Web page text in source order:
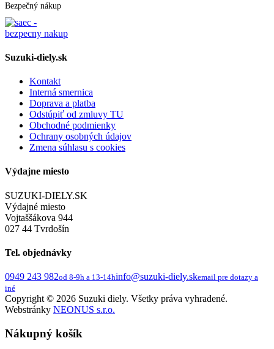
Bezpečný nákup
Suzuki-diely.sk
Kontakt
Interná smernica
Doprava a platba
Odstúpiť od zmluvy TU
Obchodné podmienky
Ochrany osobných údajov
Zmena súhlasu s cookies
Výdajne miesto
SUZUKI-DIELY.SK
Výdajné miesto
Vojtaššákova 944
027 44 Tvrdošín
Tel. objednávky
0949 243 982od 8-9h a 13-14hinfo@suzuki-diely.skemail pre dotazy a
iné
Copyright © 2026 Suzuki diely. Všetky práva vyhradené.
Webstránky NEONUS s.r.o.
Nákupný košík